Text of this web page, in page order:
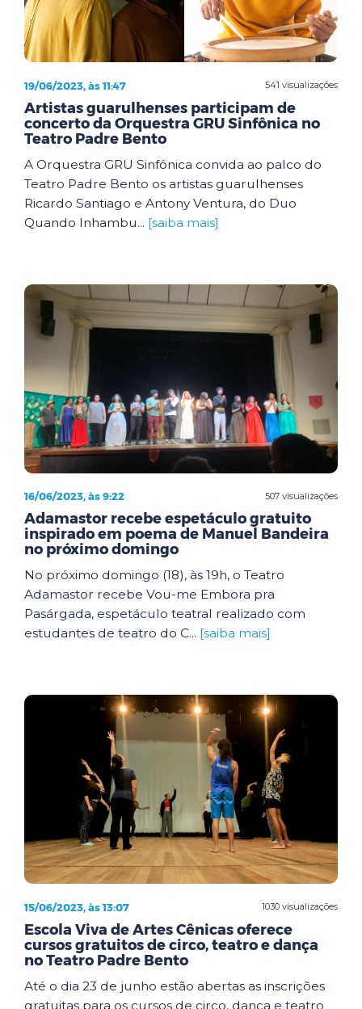
541 visualizações
19/06/2023, às 11:47
Artistas guarulhenses participam de
concerto da Orquestra GRU Sinfônica no
Teatro Padre Bento
A Orquestra GRU Sinfônica convida ao palco do
Teatro Padre Bento os artistas guarulhenses
Ricardo Santiago e Antony Ventura, do Duo
Quando Inhambu... [saiba mais]
507 visualizações
16/06/2023, às 9:22
Adamastor recebe espetáculo gratuito
inspirado em poema de Manuel Bandeira
no próximo domingo
No próximo domingo (18), às 19h, o Teatro
Adamastor recebe Vou-me Embora pra
Pasárgada, espetáculo teatral realizado com
estudantes de teatro do C... [saiba mais]
1030 visualizações
15/06/2023, às 13:07
Escola Viva de Artes Cênicas oferece
cursos gratuitos de circo, teatro e dança
no Teatro Padre Bento
Até o dia 23 de junho estão abertas as inscrições
gratuitas para os cursos de circo, dança e teatro